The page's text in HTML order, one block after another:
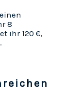
8
ihr 120 €,